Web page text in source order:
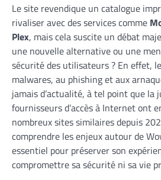
Le site revendique un catalogue
rivaliser avec des services comme
Plex, mais cela suscite un débat
une nouvelle alternative ou une
sécurité des utilisateurs ? En effet,
malwares, au phishing et aux
jamais d’actualité, à tel point que la
fournisseurs d’accès à Internet ont
nombreux sites similaires depuis
comprendre les enjeux autour de
essentiel pour préserver son
compromettre sa sécurité ni sa vie